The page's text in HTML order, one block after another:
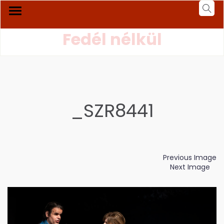
Fedél nélkül
_SZR8441
Previous Image
Next Image